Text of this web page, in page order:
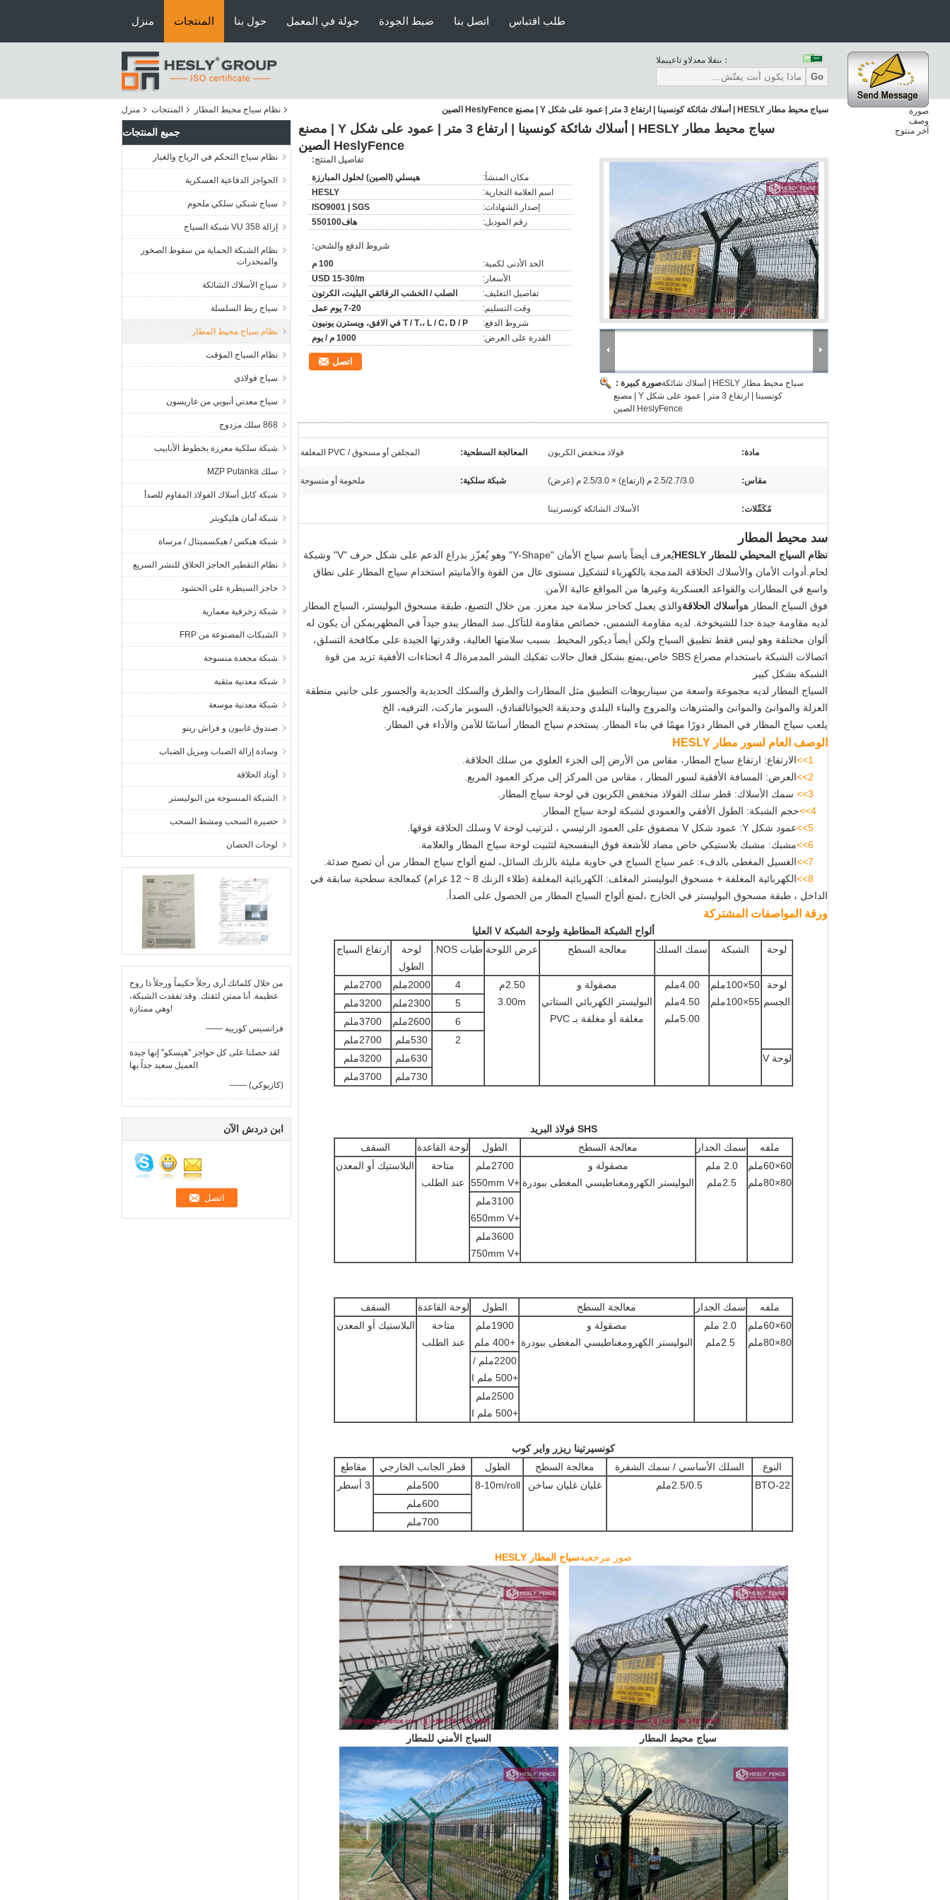
صورة
وصف
آخر منتوج
منزل المنتجات حول بنا جولة في المعمل ضبط الجودة اتصل بنا طلب اقتباس
المبيعات والدعم الفنى：
Go
منزل المنتجات نظام سياج محيط المطار سياج محيط مطار HESLY | أسلاك شائكة كونسينا | ارتفاع 3 متر | عمود على شكل Y | مصنع HeslyFence الصين
جميع المنتجات
نظام سياج التحكم في الرياح والغبار
الحواجز الدفاعية العسكرية
سياج شبكي سلكي ملحوم
إزالة VU 358 شبكة السياج
نظام الشبكة الحماية من سقوط الصخور
والمنحدرات
سياج الأسلاك الشائكة
سياج ربط السلسلة
نظام سياج محيط المطار
نظام السياج المؤقت
سياج فولاذي
سياج معدني أنبوبي من غاريسون
868 سلك مزدوج
شبكة سلكية معززة بخطوط الأنابيب
سلك MZP Putanka
شبكة كابل أسلاك الفولاذ المقاوم للصدأ
شبكة أمان هليكوبتر
شبكة هيكس / هيكسميتال / مرساة
نظام التقطير الحاجز الحلاق للنشر السريع
حاجز السيطرة على الحشود
شبكة زخرفية معمارية
الشبكات المصنوعة من FRP
شبكة مجعدة منسوجة
شبكة معدنية مثقبة
شبكة معدنية موسعة
صندوق غابيون و فراش رينو
وسادة إزالة الضباب ومزيل الضباب
أوتاد الحلاقة
الشبكة المنسوجة من البوليستر
حصيرة السحب ومشط السحب
لوحات الحصان
من خلال كلماتك أرى رجلاً حكيماً ورجلاً ذا روح
عظيمة. أنا ممتن لثقتك. وقد تفقدت الشبكة،
وهي ممتازة!
—— فرانسيس كورييه
لقد حصلنا على كل حواجز "هيسكو" إنها جيدة
العميل سعيد جداً بها
—— (كازيوكي)
ابن دردش الآن
سياج محيط مطار HESLY | أسلاك شائكة كونسينا | ارتفاع 3 متر | عمود على شكل Y | مصنع
HeslyFence الصين
صورة كبيرة :سياج محيط مطار HESLY | أسلاك شائكة
كونسينا | ارتفاع 3 متر | عمود على شكل Y | مصنع
HeslyFence الصين
تفاصيل المنتج:
مكان المنشأ:
هيسلي (الصين) لحلول المبارزة
اسم العلامة التجارية:
HESLY
إصدار الشهادات:
ISO9001 | SGS
رقم الموديل:
هاف550100
شروط الدفع والشحن:
الحد الأدنى لكمية:
100 م
الأسعار:
USD 15-30/m
تفاصيل التغليف:
الصلب / الخشب الرقائقي البليت، الكرتون
وقت التسليم:
7-20 يوم عمل
شروط الدفع:
T / T،، L / C، D / P في الافق، ويسترن يونيون
القدرة على العرض:
1000 م / يوم
اتصل
مادة: فولاذ منخفض الكربون المعالجة السطحية: المجلفن أو مسحوق / PVC المغلفة
مقاس: 2.5/2.7/3.0 م (ارتفاع) × 2.5/3.0 م (عرض) شبكة سلكية: ملحومة أو منسوجة
مُكَمِّلات: الأسلاك الشائكة كونسرتينا
سد محيط المطار
نظام السياج المحيطي للمطار HESLY
يُعرف أيضاً باسم سياج الأمان "Y-Shape" وهو يُعزّز بذراع الدعم على شكل حرف "V" وشبكة
لحام.أدوات الأمان والأسلاك الحلاقة المدمجة بالكهرباء لتشكيل مستوى عال من القوة والأمانيتم استخدام سياج المطار على نطاق
واسع في المطارات والقواعد العسكرية وغيرها من المواقع عالية الأمن.
فوق السياج المطار هو أسلاك الحلاقةوالذي يعمل كحاجز سلامة جيد معزز. من خلال التصبغ، طبقة مسحوق البوليستر، السياج المطار
لديه مقاومة جيدة جدا للشيخوخة. لديه مقاومة الشمس، خصائص مقاومة للتآكل.سد المطار يبدو جيداً في المظهريمكن أن يكون له
ألوان مختلفة وهو ليس فقط تطبيق السياج ولكن أيضاً ديكور المحيط. بسبب سلامتها العالية، وقدرتها الجيدة على مكافحة التسلق،
اتصالات الشبكة باستخدام مصراع SBS خاص،يمنع بشكل فعال حالات تفكيك البشر المدمرةالـ 4 انحناءات الأفقية تزيد من قوة
الشبكة بشكل كبير
السياج المطار لديه مجموعة واسعة من سيناريوهات التطبيق مثل المطارات والطرق والسكك الحديدية والجسور على جانبي منطقة
العزلة والموانئ والموانئ والمتنزهات والمروج والبناء البلدي وحديقة الحيوانالفنادق، السوبر ماركت، الترفيه، الخ
يلعب سياج المطار في المطار دورًا مهمًا في بناء المطار. يستخدم سياج المطار أساسًا للأمن والأداء في المطار.
الوصف العام لسور مطار HESLY
1>>
الارتفاع: ارتفاع سياج المطار، مقاس من الأرض إلى الجزء العلوي من سلك الحلاقة.
2>>
العرض: المسافة الأفقية لسور المطار ، مقاس من المركز إلى مركز العمود المربع.
3>>
سمك الأسلاك: قطر سلك الفولاذ منخفض الكربون في لوحة سياج المطار.
4>>
حجم الشبكة: الطول الأفقي والعمودي لشبكة لوحة سياج المطار.
5>>
عمود شكل Y: عمود شكل V مصفوق على العمود الرئيسي ، لترتيب لوحة V وسلك الحلاقة فوقها.
6>>
مشبك: مشبك بلاستيكي خاص مضاد للأشعة فوق البنفسجية لتثبيت لوحة سياج المطار والعلامة.
7>>
الغسيل المغطى بالدفء: غمر سياج السياج في حاوية مليئة بالزنك السائل، لمنع ألواح سياج المطار من أن تصبح صدئة.
8>>
الكهربائية المغلفة + مسحوق البوليستر المغلف: الكهربائية المغلفة (طلاء الزنك 8 ~ 12 غرام) كمعالجة سطحية سابقة في
الداخل ، طبقة مسحوق البوليستر في الخارج ،لمنع ألواح السياج المطار من الحصول على الصدأ.
ورقة المواصفات المشتركة
ألواح الشبكة المطاطية ولوحة الشبكة V العليا
لوحة
الشبكة سمك السلك معالجة السطح عرض اللوحة طيات NOS.
لوحة
الطول
ارتفاع السياج
لوحة
الجسم
50×100ملم
55×100ملم
4.00ملم
4.50ملم
5.00ملم
مصقولة و
البوليستر الكهربائي الستاتي
مغلفة أو مغلفة بـ PVC
2.50م
3.00m
4 2000ملم
2700ملم
5
2300ملم
3200ملم
6
2600ملم
3700ملم
2
530ملم
2700ملم
لوحة V
630ملم
3200ملم
730ملم
3700ملم
SHS فولاذ البريد
ملفه
سمك الجدار معالجة السطح الطول لوحة القاعدة
السقف
60×60ملم
80×80ملم
2.0 ملم
2.5ملم
مصقولة و
البوليستر الكهرومغناطيسي المغطى ببودرة
2700ملم
+550mm V
متاحة
عند الطلب
البلاستيك أو المعدن
3100ملم
+650mm V
3600ملم
+750mm V
ملفه سمك الجدار معالجة السطح الطول لوحة القاعدة
السقف
60×60ملم
80×80ملم
2.0 ملم
2.5ملم
مصقولة و
البوليستر الكهرومغناطيسي المغطى ببودرة
1900ملم
+400 ملم
متاحة
عند الطلب
البلاستيك أو المعدن
2200ملم /
+500 ملم I
2500ملم
+500 ملم I
كونسيرتينا ريزر واير كوب
النوع
السلك الأساسي / سمك الشفرة معالجة السطح الطول قطر الجانب الخارجي
مقاطع
BTO-22
2.5/0.5ملم غليان غليان ساخن 8-10m/roll 500ملم
3 أسطر
600ملم
700ملم
صور مرجعيةسياج المطار HESLY
سياج محيط المطار السياج الأمني للمطار